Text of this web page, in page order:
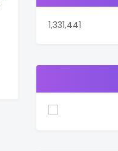
1,331,441